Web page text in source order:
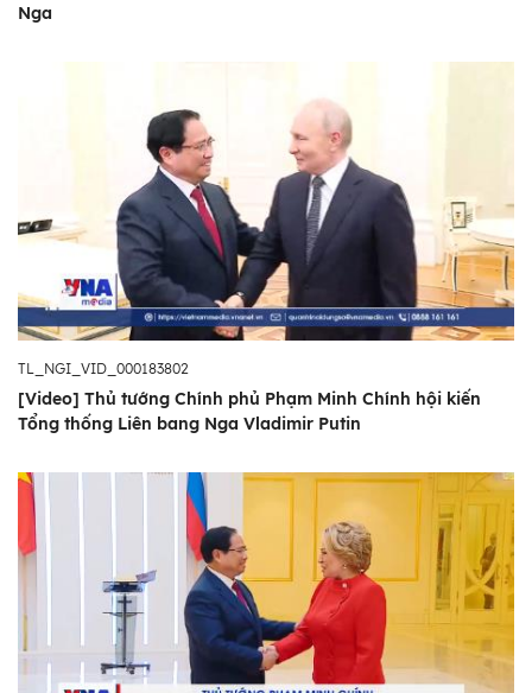
Nga
TL_NGI_VID_000183802
[Video] Thủ tướng Chính phủ Phạm Minh Chính hội kiến
Tổng thống Liên bang Nga Vladimir Putin